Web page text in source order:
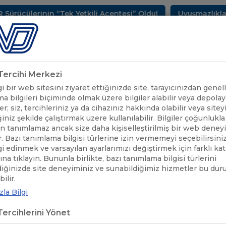
“Tek Yetkili Acentesi” Oldu! Uyuşmazlıkların
SEKTÖREL BİLGİLER UND YAYINLARI
ÖNEMLİ
DUYURULAR
GÜMRÜK İŞLEMLERİNİN
İŞLEMLERİNİN
Merkezi
bir web sitesini ziyaret ettiğinizde site, tarayıcınızdan
bilgileri biçiminde olmak üzere bilgiler alabilir veya
siz, tercihleriniz ya da cihazınız hakkında olabilir veya siteyi
şekilde çalıştırmak üzere kullanılabilir. Bilgiler
tanımlamaz ancak size daha kişiselleştirilmiş bir web
Bazı tanımlama bilgisi türlerine izin vermemeyi
edinmek ve varsayılan ayarlarımızı değiştirmek için farklı
tıklayın. Bununla birlikte, bazı tanımlama bilgisi türlerini
site deneyiminiz ve sunabildiğimiz hizmetler bu
Bilgi
Yönet